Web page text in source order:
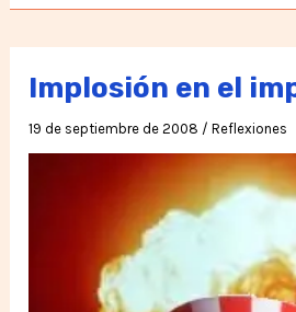
Implosión en el
19 de septiembre de 2008 /Reflexiones